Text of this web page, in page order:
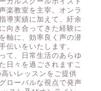
楽教室を主宰。オンラ
導実績に加えて、紆余
向き合ってきた経験に
軸に、効率良く声の潜
伝いをいたします。
て、日常生活のあらゆ
日々を過ごされますこ
いレッスンをご提供
ローバルな視点で発声